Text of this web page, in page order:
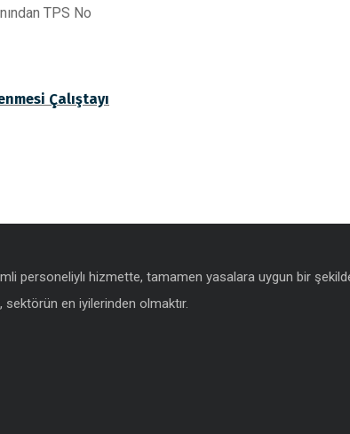
TPS No
Çalıştayı
personeliylı hizmette, tamamen yasalara uygun bir
en iyilerinden olmaktır.